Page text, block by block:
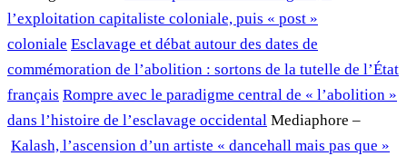
l’exploitation capitaliste coloniale, puis « post »
coloniale Esclavage et débat autour des dates de
commémoration de l’abolition : sortons de la tutelle de l’État
français Rompre avec le paradigme central de « l’abolition »
dans l’histoire de l’esclavage occidental Mediaphore –
Kalash, l’ascension d’un artiste « dancehall mais pas que »